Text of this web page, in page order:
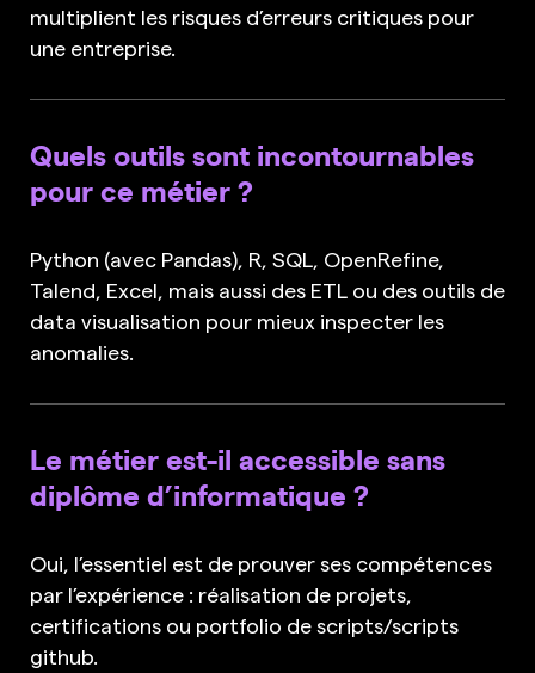
multiplient les risques d’erreurs critiques pour
une entreprise.
Quels outils sont incontournables
pour ce métier ?
Python (avec Pandas), R, SQL, OpenRefine,
Talend, Excel, mais aussi des ETL ou des outils de
data visualisation pour mieux inspecter les
anomalies.
Le métier est-il accessible sans
diplôme d’informatique ?
Oui, l’essentiel est de prouver ses compétences
par l’expérience : réalisation de projets,
certifications ou portfolio de scripts/scripts
github.